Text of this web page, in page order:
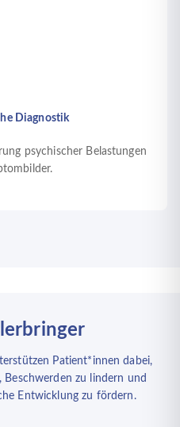
Diagnostik
psychischer Belastungen
Patient*innen dabei,
Beschwerden zu lindern und
Entwicklung zu fördern.